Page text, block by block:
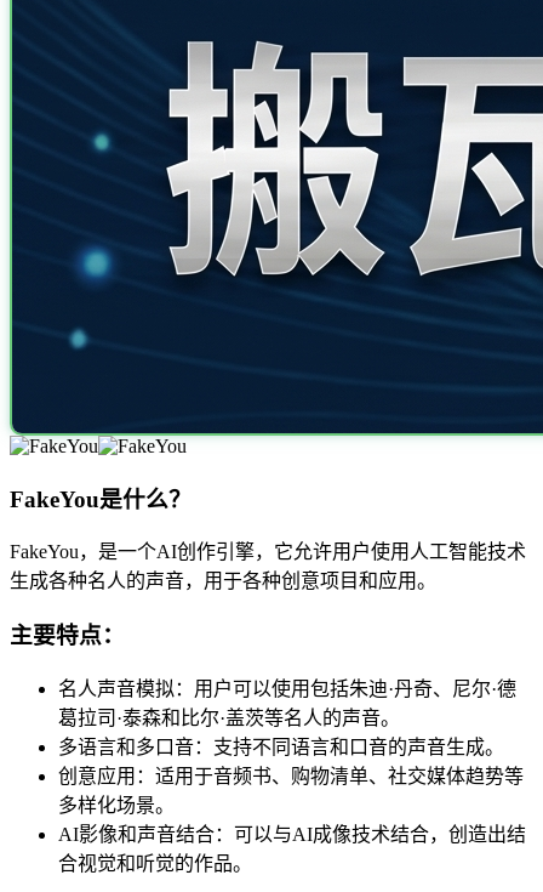
FakeYou是什么？
FakeYou，是一个AI创作引擎，它允许用户使用人工智能技术
生成各种名人的声音，用于各种创意项目和应用。
主要特点：
名人声音模拟：用户可以使用包括朱迪·丹奇、尼尔·德
葛拉司·泰森和比尔·盖茨等名人的声音。
多语言和多口音：支持不同语言和口音的声音生成。
创意应用：适用于音频书、购物清单、社交媒体趋势等
多样化场景。
AI影像和声音结合：可以与AI成像技术结合，创造出结
合视觉和听觉的作品。